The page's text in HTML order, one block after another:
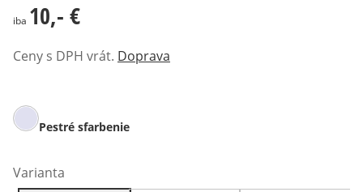
10,- €
iba 10,- €
Ceny s DPH vrát. Doprava
Pestré sfarbenie
Varianta